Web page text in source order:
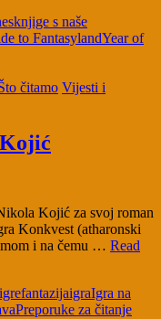
knjige s naše
to FantasylandYear of
čitamo Vijesti i
Kojić za svoj roman
Konkvest (atharonski
i na čemu … Read
fantazijaigraIgra na
Preporuke za čitanje